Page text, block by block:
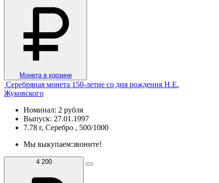
Монета в корзине
Серебряная монета 150-летие со дня рождения Н.Е.
Жуковского
Номинал: 2 рубля
Выпуск: 27.01.1997
7.78 г, Серебро , 500/1000
Мы выкупаем:звоните!
4 200